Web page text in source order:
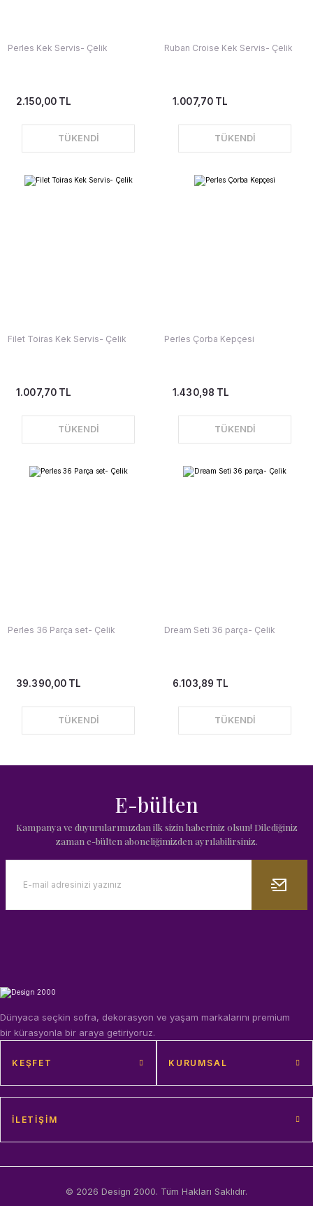
Perles Kek Servis- Çelik
2.150,00 TL
TÜKENDİ
Ruban Croise Kek Servis- Çelik
1.007,70 TL
TÜKENDİ
Filet Toiras Kek Servis- Çelik
1.007,70 TL
TÜKENDİ
Perles Çorba Kepçesi
1.430,98 TL
TÜKENDİ
Perles 36 Parça set- Çelik
39.390,00 TL
TÜKENDİ
Dream Seti 36 parça- Çelik
6.103,89 TL
TÜKENDİ
E-bülten
Kampanya ve duyurularımızdan ilk sizin haberiniz olsun! Dilediğiniz
zaman e-bülten aboneliğimizden ayrılabilirsiniz.
Dünyaca seçkin sofra, dekorasyon ve yaşam markalarını premium
bir kürasyonla bir araya getiriyoruz.
KEŞFET KURUMSAL
İLETIŞIM
© 2026 Design 2000. Tüm Hakları Saklıdır.